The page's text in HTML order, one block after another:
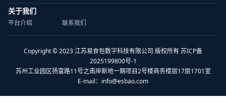
关于我们
平台介绍 联系我们
Copyright © 2023 江苏易食包数字科技有限公司 版权所有 苏ICP备
2025199800号-1
苏州工业园区扬富路11号之南岸新地一期项目2号楼商务楼层17层1701室
E-mail： info@esbao.com